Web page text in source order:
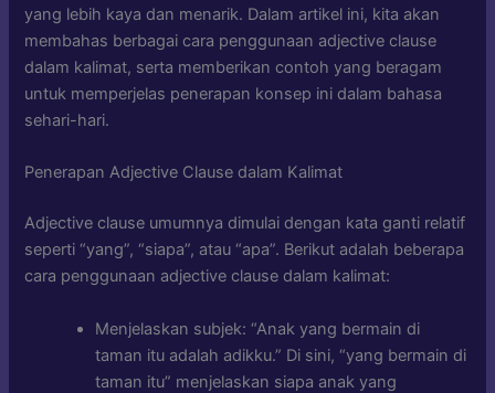
yang lebih kaya dan menarik. Dalam artikel ini, kita akan
membahas berbagai cara penggunaan adjective clause
dalam kalimat, serta memberikan contoh yang beragam
untuk memperjelas penerapan konsep ini dalam bahasa
sehari-hari.
Penerapan Adjective Clause dalam Kalimat
Adjective clause umumnya dimulai dengan kata ganti relatif
seperti “yang”, “siapa”, atau “apa”. Berikut adalah beberapa
cara penggunaan adjective clause dalam kalimat:
Menjelaskan subjek: “Anak yang bermain di
taman itu adalah adikku.” Di sini, “yang bermain di
taman itu” menjelaskan siapa anak yang